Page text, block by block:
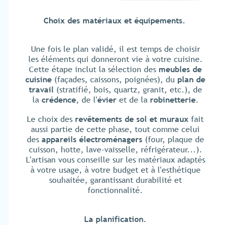
Choix des matériaux et équipements.
Une fois le plan validé, il est temps de choisir
les éléments qui donneront vie à votre cuisine.
Cette étape inclut la sélection des meubles de
cuisine (façades, caissons, poignées), du plan de
travail (stratifié, bois, quartz, granit, etc.), de
la crédence, de l'évieret de la robinetterie.
Le choix des revêtements de sol et muraux fait
aussi partie de cette phase, tout comme celui
des appareils électroménagers(four, plaque de
cuisson, hotte, lave-vaisselle, réfrigérateur...).
L'artisan vous conseille sur les matériaux adaptés
à votre usage, à votre budget et à l'esthétique
souhaitée, garantissant durabilité et
fonctionnalité.
La planification.